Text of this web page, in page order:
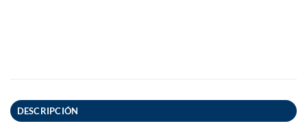
DESCRIPCIÓN